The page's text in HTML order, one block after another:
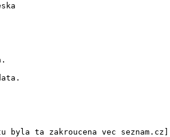
ta zakroucena vec seznam.cz]